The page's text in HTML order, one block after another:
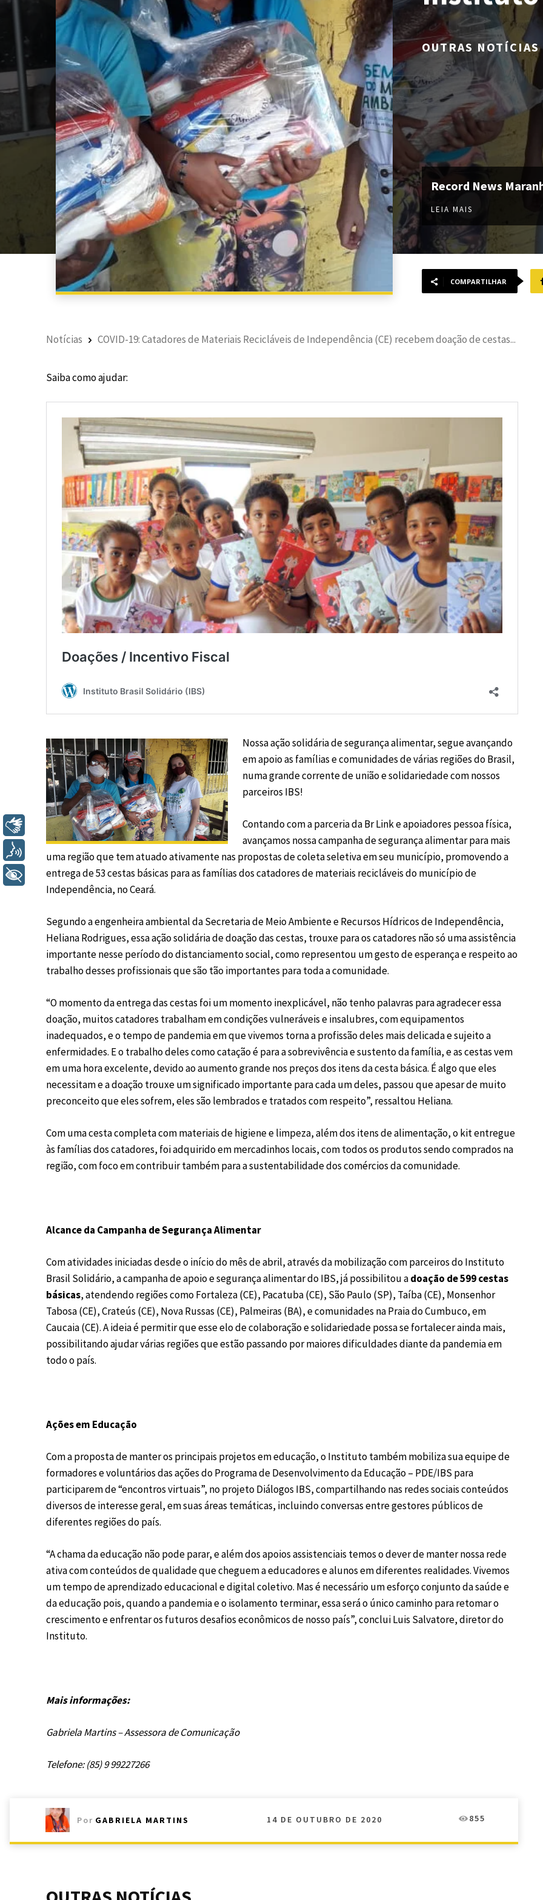
OUTRAS NOTÍCIAS
Record News
LEIA MAIS
COMPARTILHAR
Notícias COVID-19: Catadores de Materiais Recicláveis de Independência (CE) recebem doação de cestas...
Saiba como ajudar:
Nossa ação solidária de segurança alimentar, segue avançando
em apoio as famílias e comunidades de várias regiões do Brasil,
numa grande corrente de união e solidariedade com nossos
parceiros IBS!
Contando com a parceria da Br Link e apoiadores pessoa física,
avançamos nossa campanha de segurança alimentar para mais
uma região que tem atuado ativamente nas propostas de coleta seletiva em seu município, promovendo a
entrega de 53 cestas básicas para as famílias dos catadores de materiais recicláveis do município de
Independência, no Ceará.
Segundo a engenheira ambiental da Secretaria de Meio Ambiente e Recursos Hídricos de Independência,
Heliana Rodrigues, essa ação solidária de doação das cestas, trouxe para os catadores não só uma assistência
importante nesse período do distanciamento social, como representou um gesto de esperança e respeito ao
trabalho desses profissionais que são tão importantes para toda a comunidade.
“O momento da entrega das cestas foi um momento inexplicável, não tenho palavras para agradecer essa
doação, muitos catadores trabalham em condições vulneráveis e insalubres, com equipamentos
inadequados, e o tempo de pandemia em que vivemos torna a profissão deles mais delicada e sujeito a
enfermidades. E o trabalho deles como catação é para a sobrevivência e sustento da família, e as cestas vem
em uma hora excelente, devido ao aumento grande nos preços dos itens da cesta básica. É algo que eles
necessitam e a doação trouxe um significado importante para cada um deles, passou que apesar de muito
preconceito que eles sofrem, eles são lembrados e tratados com respeito”, ressaltou Heliana.
Com uma cesta completa com materiais de higiene e limpeza, além dos itens de alimentação, o kit entregue
às famílias dos catadores, foi adquirido em mercadinhos locais, com todos os produtos sendo comprados na
região, com foco em contribuir também para a sustentabilidade dos comércios da comunidade.
Alcance da Campanha de Segurança Alimentar
Com atividades iniciadas desde o início do mês de abril, através da mobilização com parceiros do Instituto
Brasil Solidário, a campanha de apoio e segurança alimentar do IBS, já possibilitou adoação de 599 cestas
básicas, atendendo regiões como Fortaleza (CE), Pacatuba (CE), São Paulo (SP), Taíba (CE), Monsenhor
Tabosa (CE), Crateús (CE), Nova Russas (CE), Palmeiras (BA), e comunidades na Praia do Cumbuco, em
Caucaia (CE). A ideia é permitir que esse elo de colaboração e solidariedade possa se fortalecer ainda mais,
possibilitando ajudar várias regiões que estão passando por maiores dificuldades diante da pandemia em
todo o país.
Ações em Educação
Com a proposta de manter os principais projetos em educação, o Instituto também mobiliza sua equipe de
formadores e voluntários das ações do Programa de Desenvolvimento da Educação – PDE/IBS para
participarem de “encontros virtuais”, no projeto Diálogos IBS, compartilhando nas redes sociais conteúdos
diversos de interesse geral, em suas áreas temáticas, incluindo conversas entre gestores públicos de
diferentes regiões do país.
“A chama da educação não pode parar, e além dos apoios assistenciais temos o dever de manter nossa rede
ativa com conteúdos de qualidade que cheguem a educadores e alunos em diferentes realidades. Vivemos
um tempo de aprendizado educacional e digital coletivo. Mas é necessário um esforço conjunto da saúde e
da educação pois, quando a pandemia e o isolamento terminar, essa será o único caminho para retomar o
crescimento e enfrentar os futuros desafios econômicos de nosso país”, conclui Luis Salvatore, diretor do
Instituto.
Mais informações:
Gabriela Martins – Assessora de Comunicação
Telefone: (85) 9 99227266
Por GABRIELA MARTINS 14 DE OUTUBRO DE 2020 855
Libras
+ Acessibilidade